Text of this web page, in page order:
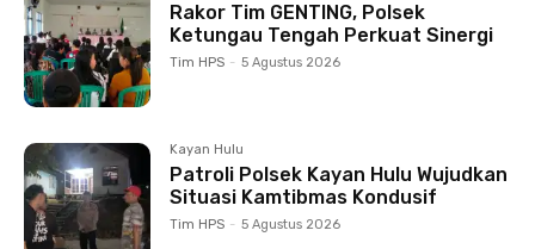
Rakor Tim GENTING, Polsek
Ketungau Tengah Perkuat Sinergi
Tim HPS - 5 Agustus 2026
Kayan Hulu
Patroli Polsek Kayan Hulu Wujudkan
Situasi Kamtibmas Kondusif
Tim HPS - 5 Agustus 2026